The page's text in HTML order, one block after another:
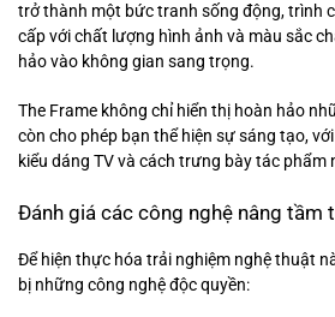
trở thành một bức tranh sống động, trình
cấp với chất lượng hình ảnh và màu sắc
hảo vào không gian sang trọng.
The Frame không chỉ hiển thị hoàn hảo
còn cho phép bạn thể hiện sự sáng tạo,
kiểu dáng TV và cách trưng bày tác phẩm
Đánh giá các công nghệ nâng tầm
Để hiện thực hóa trải nghiệm nghệ thuật
bị những công nghệ độc quyền: